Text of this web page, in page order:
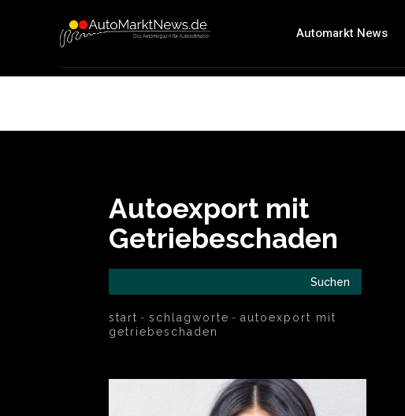
Automarkt News
Autoexport mit
Getriebeschaden
Suchen
start schlagworte
autoexport mit
getriebeschaden